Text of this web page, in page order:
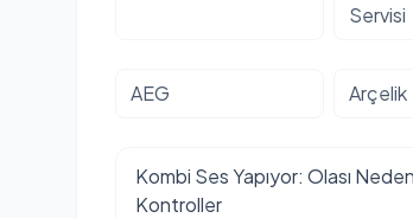
Servisi
AEG Arçelik
Kombi Ses Yapıyor: Olası
Kontroller